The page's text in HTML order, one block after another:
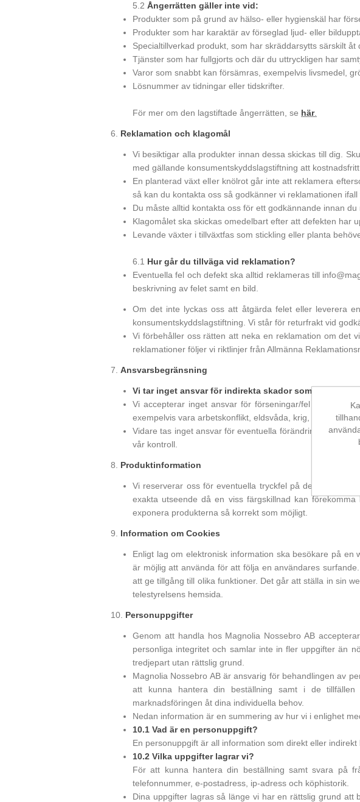
5.2 Ångerrätten gäller inte vid:
Produkter som på grund av hälso- eller hygienskäl har
Produkter som har karaktär av förseglad ljud- eller
Specialtillverkad produkt, som har skräddarsytts särskilt
Tjänster som har fullgjorts och där du uttryckligen har
Varor som snabbt kan försämras, exempelvis livsmedel,
Lösnummer av tidningar eller tidskrifter.
För mer om den lagstiftade ångerrätten, se här.
6. Reklamation och klagomål
Vi besiktigar alla produkter innan dessa skickas till dig.
med gällande konsumentskyddslagstiftning att
En planterad växt eller knölrot går inte att reklamera
så kan du kontakta oss så godkänner vi reklamationen
Du måste alltid kontakta oss för ett godkännande innan du
Klagomålet ska skickas omedelbart efter att defekten har
Levande växter i tillväxtfas som stickling eller planta
6.1 Hur går du tillväga vid reklamation?
Eventuella fel och defekt ska alltid reklameras till
beskrivning av felet samt en bild.
Om det inte lyckas oss att åtgärda felet eller leverera
konsumentskyddslagstiftning. Vi står för returfrakt vid
Vi förbehåller oss rätten att neka en reklamation om det
reklamationer följer vi riktlinjer från Allmänna
7. Ansvarsbegränsning
Vi tar inget ansvar för indirekta skador som kan
Vi accepterar inget ansvar för förseningar/fel till följd av
exempelvis vara arbetskonflikt, eldsvåda, krig,
Vidare tas inget ansvar för eventuella förändringar på
vår kontroll.
8. Produktinformation
Vi reserverar oss för eventuella tryckfel på denna
exakta utseende då en viss färgskillnad kan
exponera produkterna så korrekt som möjligt.
9. Information om Cookies
Enligt lag om elektronisk information ska besökare på
är möjlig att använda för att följa en användares
att ge tillgång till olika funktioner. Det går att ställa in sin
telestyrelsens hemsida.
10. Personuppgifter
Genom att handla hos Magnolia Nossebro AB
personliga integritet och samlar inte in fler uppgifter än
tredjepart utan rättslig grund.
Magnolia Nossebro AB är ansvarig för behandlingen av
att kunna hantera din beställning samt i de
marknadsföringen åt dina individuella behov.
Nedan information är en summering av hur vi i enlighet
10.1 Vad är en personuppgift?
En personuppgift är all information som direkt eller indirekt
10.2 Vilka uppgifter lagrar vi?
För att kunna hantera din beställning samt svara på
telefonnummer, e-postadress, ip-adress och köphistorik.
Dina uppgifter lagras så länge vi har en rättslig grund att